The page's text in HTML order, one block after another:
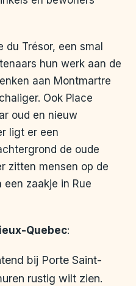
du Trésor, een smal
hun werk aan de
aan Montmartre
Ook Place
oud en nieuw
ligt er een
de oude
zitten mensen op de
zaakje in Rue
Quebec:
bij Porte Saint-
rustig wilt zien.